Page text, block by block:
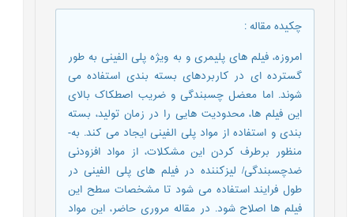
چکیده مقاله:
امروزه، فیلم های پلیمری و به ویژه پلی الفینی به طور
گسترده ای در کاربردهای بسته بندی استفاده می
شوند. اما معضل چسبندگی و ضریب اصطکاک بالای
این فیلم ها، محدودیت هایی را در زمان تولید، بسته
بندی و استفاده از مواد پلی الفینی ایجاد می کند. به-
منظور برطرف کردن این مشکلات، از مواد افزودنی
ضدچسبندگی/ لیزکننده در فیلم های پلی الفینی در
طول فرایند استفاده می شود تا مشخصات سطح این
فیلم ها اصلاح شود. در مقاله مروری حاضر، این مواد